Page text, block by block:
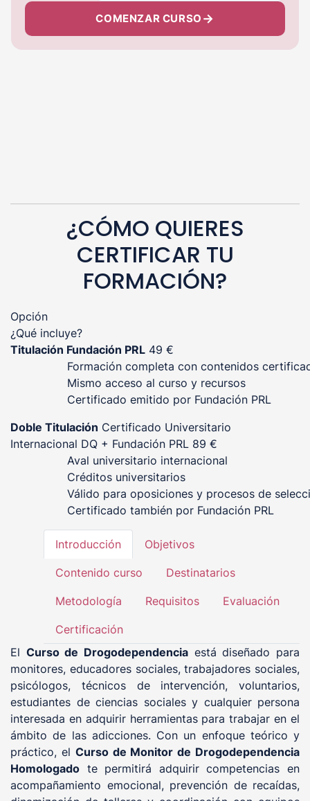
COMENZAR CURSO
¿CÓMO QUIERES
CERTIFICAR TU
FORMACIÓN?
Opción
¿Qué incluye?
Titulación Fundación PRL 49 €
Formación completa con contenidos
Mismo acceso al curso y recursos
Certificado emitido por Fundación PRL
Doble Titulación Certificado Universitario
Internacional DQ + Fundación PRL 89 €
Aval universitario internacional
Créditos universitarios
Válido para oposiciones y procesos de
Certificado también por Fundación PRL
Introducción Objetivos
Contenido curso Destinatarios
Metodología Requisitos Evaluación
Certificación
El Curso de Drogodependencia está diseñado para
monitores, educadores sociales, trabajadores sociales,
psicólogos, técnicos de intervención, voluntarios,
estudiantes de ciencias sociales y cualquier persona
interesada en adquirir herramientas para trabajar en el
ámbito de las adicciones. Con un enfoque teórico y
práctico, el Curso de Monitor de Drogodependencia
Homologado te permitirá adquirir competencias en
acompañamiento emocional, prevención de recaídas,